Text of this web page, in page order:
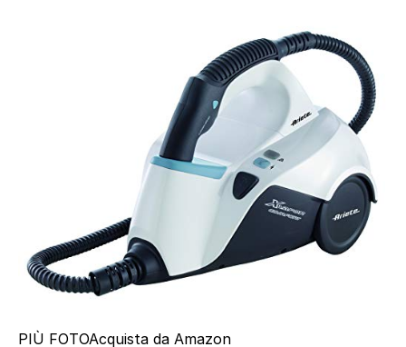
PIÙ FOTOAcquista da Amazon